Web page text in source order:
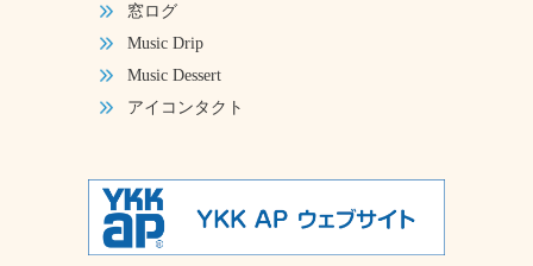
窓ログ
Music Drip
Music Dessert
アイコンタクト